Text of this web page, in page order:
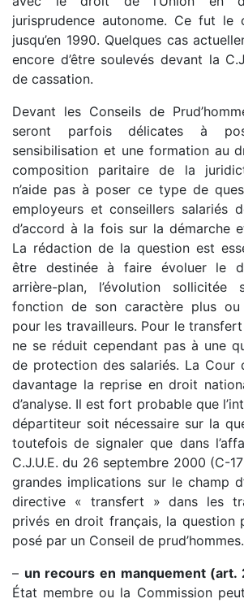
jurisprudence autonome. Ce fut le
jusqu’en 1990. Quelques cas
encore d’être soulevés devant la
de cassation.
Devant les Conseils de
seront parfois délicates à
sensibilisation et une formation au
composition paritaire de la
n’aide pas à poser ce type de
employeurs et conseillers salariés
d’accord à la fois sur la démarche
La rédaction de la question est
être destinée à faire évoluer le
arrière-plan, l’évolution sollicitée
fonction de son caractère plus ou
pour les travailleurs. Pour le
ne se réduit cependant pas à une
de protection des salariés. La Cour
davantage la reprise en droit
d’analyse. Il est fort probable que
départiteur soit nécessaire sur la
toutefois de signaler que dans
C.J.U.E. du 26 septembre 2000 (C-
grandes implications sur le champ
directive « transfert » dans les
privés en droit français, la question
posé par un Conseil de prud’hommes.
– un recours en manquement (art.
État membre ou la Commission